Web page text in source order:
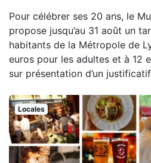
Pour célébrer ses 20 ans, le
propose jusqu’au 31 août un
habitants de la Métropole de
euros pour les adultes et à 12
sur présentation d’un
Locales